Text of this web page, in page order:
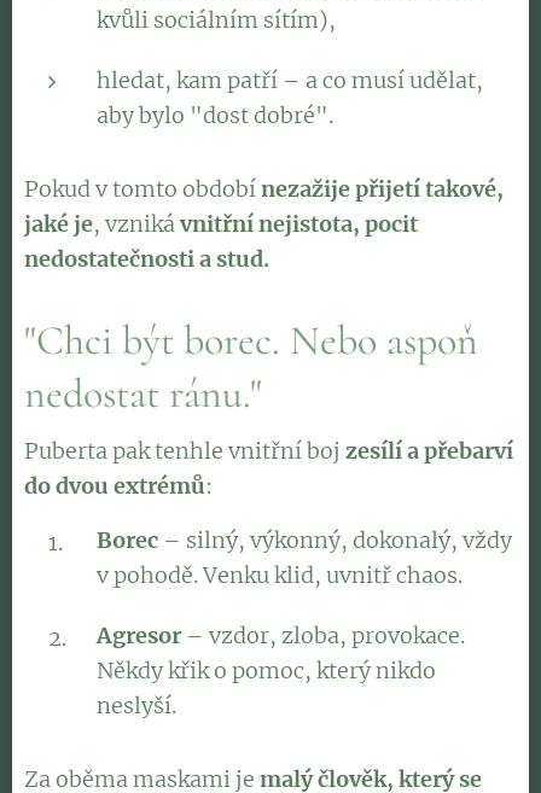
kvůli sociálním sítím),
hledat, kam patří – a co musí udělat,
aby bylo "dost dobré".
Pokud v tomto obdobínezažije přijetí takové,
jaké je, vznikávnitřní nejistota, pocit
nedostatečnosti a stud.
"Chci být borec. Nebo aspoň
nedostat ránu."
Puberta pak tenhle vnitřní boj zesílí a přebarví
do dvou extrémů:
Borec – silný, výkonný, dokonalý, vždy
v pohodě. Venku klid, uvnitř chaos.
Agresor – vzdor, zloba, provokace.
Někdy křik o pomoc, který nikdo
neslyší.
Za oběma maskami je malý člověk, který se